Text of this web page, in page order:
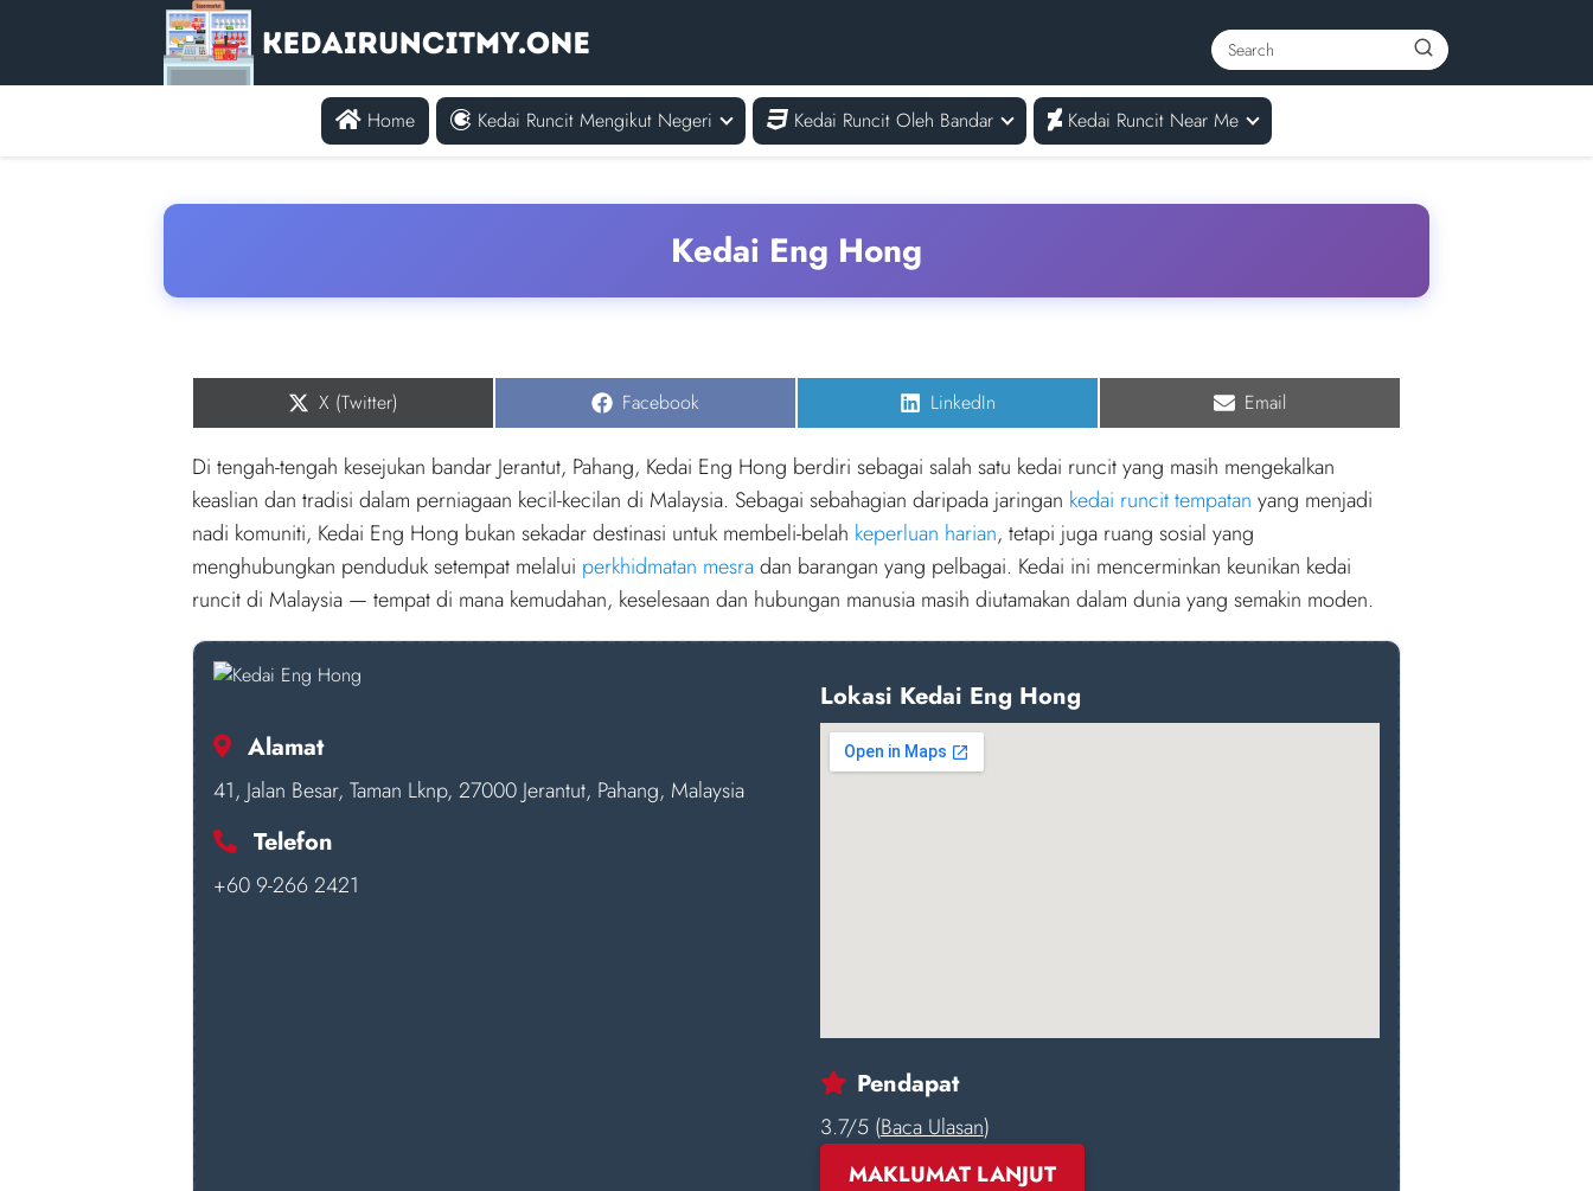
Home Kedai Runcit Mengikut Negeri Kedai Runcit Oleh Bandar Kedai Runcit Near Me
Kedai Eng Hong
Share
X (Twitter) Share
Facebook Share
LinkedIn Share
Email
Di tengah-tengah kesejukan bandar Jerantut, Pahang, Kedai Eng Hong berdiri sebagai salah satu kedai runcit yang masih mengekalkan
keaslian dan tradisi dalam perniagaan kecil-kecilan di Malaysia. Sebagai sebahagian daripada jaringan kedai runcit tempatan yang menjadi
nadi komuniti, Kedai Eng Hong bukan sekadar destinasi untuk membeli-belah keperluan harian, tetapi juga ruang sosial yang
menghubungkan penduduk setempat melalui perkhidmatan mesradan barangan yang pelbagai. Kedai ini mencerminkan keunikan kedai
runcit di Malaysia — tempat di mana kemudahan, keselesaan dan hubungan manusia masih diutamakan dalam dunia yang semakin moden.
Alamat
41, Jalan Besar, Taman Lknp, 27000 Jerantut, Pahang, Malaysia
Telefon
+60 9-266 2421
Lokasi Kedai Eng Hong
Pendapat
3.7/5 (Baca Ulasan)
MAKLUMAT LANJUT